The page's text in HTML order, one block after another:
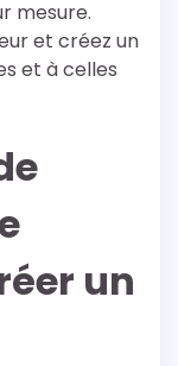
mesure.
et créez un
et à celles
un